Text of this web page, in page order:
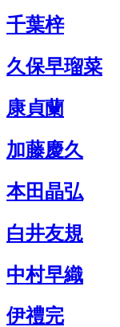
千葉梓
久保早瑠菜
康貞蘭
加藤慶久
本田晶弘
白井友規
中村早織
伊禮完